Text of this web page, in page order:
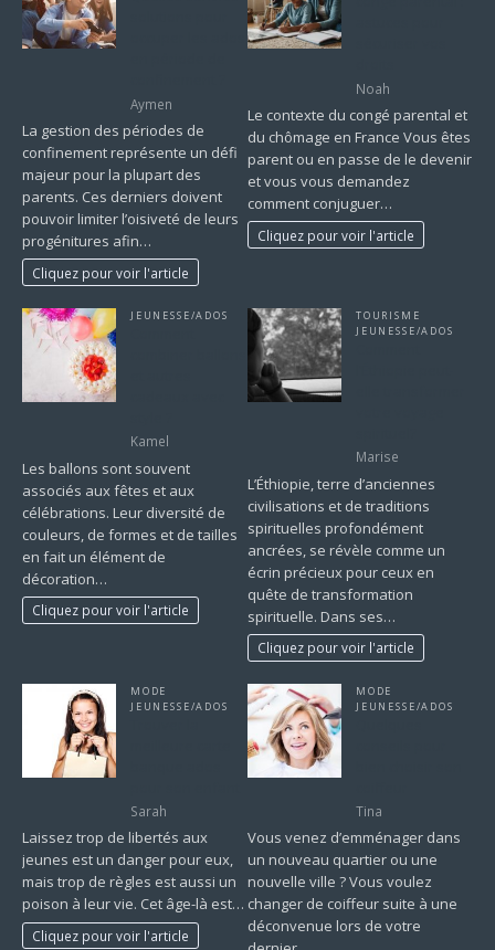
Aymen
La gestion des périodes de
confinement représente un défi
majeur pour la plupart des
parents. Ces derniers doivent
pouvoir limiter l’oisiveté de leurs
progénitures afin…
Cliquez pour voir l'article
Noah
Le contexte du congé parental et
du chômage en France Vous êtes
parent ou en passe de le devenir
et vous vous demandez
comment conjuguer…
Cliquez pour voir l'article
JEUNESSE/ADOS
Kamel
Les ballons sont souvent
associés aux fêtes et aux
célébrations. Leur diversité de
couleurs, de formes et de tailles
en fait un élément de
décoration…
Cliquez pour voir l'article
TOURISME
JEUNESSE/ADOS
Marise
L’Éthiopie, terre d’anciennes
civilisations et de traditions
spirituelles profondément
ancrées, se révèle comme un
écrin précieux pour ceux en
quête de transformation
spirituelle. Dans ses…
Cliquez pour voir l'article
MODE
JEUNESSE/ADOS
Sarah
Laissez trop de libertés aux
jeunes est un danger pour eux,
mais trop de règles est aussi un
poison à leur vie. Cet âge-là est…
Cliquez pour voir l'article
MODE
JEUNESSE/ADOS
Tina
Vous venez d’emménager dans
un nouveau quartier ou une
nouvelle ville ? Vous voulez
changer de coiffeur suite à une
déconvenue lors de votre